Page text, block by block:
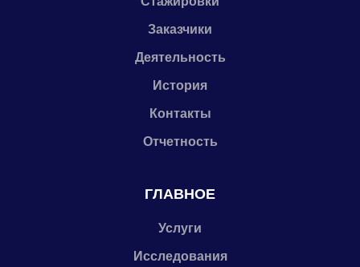
Заказчики
Деятельность
История
Контакты
Отчетность
ГЛАВНОЕ
Услуги
Исследования